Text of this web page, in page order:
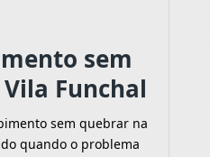
sem
Funchal
sem quebrar na
quando o problema